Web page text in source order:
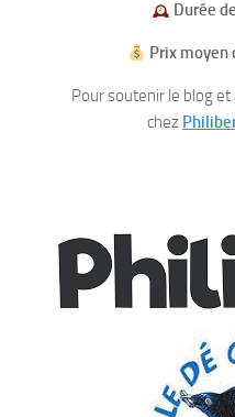
Durée
Prix moyen
Pour soutenir le blog et
chez